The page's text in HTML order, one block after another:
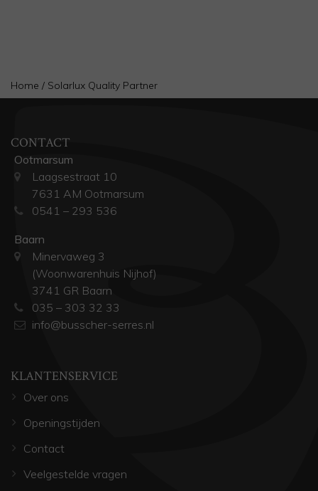
Home / Solarlux Quality Partner
CONTACT
Ootmarsum
Laagsestraat 10
7631 AM Ootmarsum
0541 – 293 536
Baarn
Minervaweg 3
(Woonwarenhuis Nijhof)
3741 GR Baarn
035 – 303 32 33
info@busscher-serres.nl
KLANTENSERVICE
Over ons
Openingstijden
Contact
Veelgestelde vragen